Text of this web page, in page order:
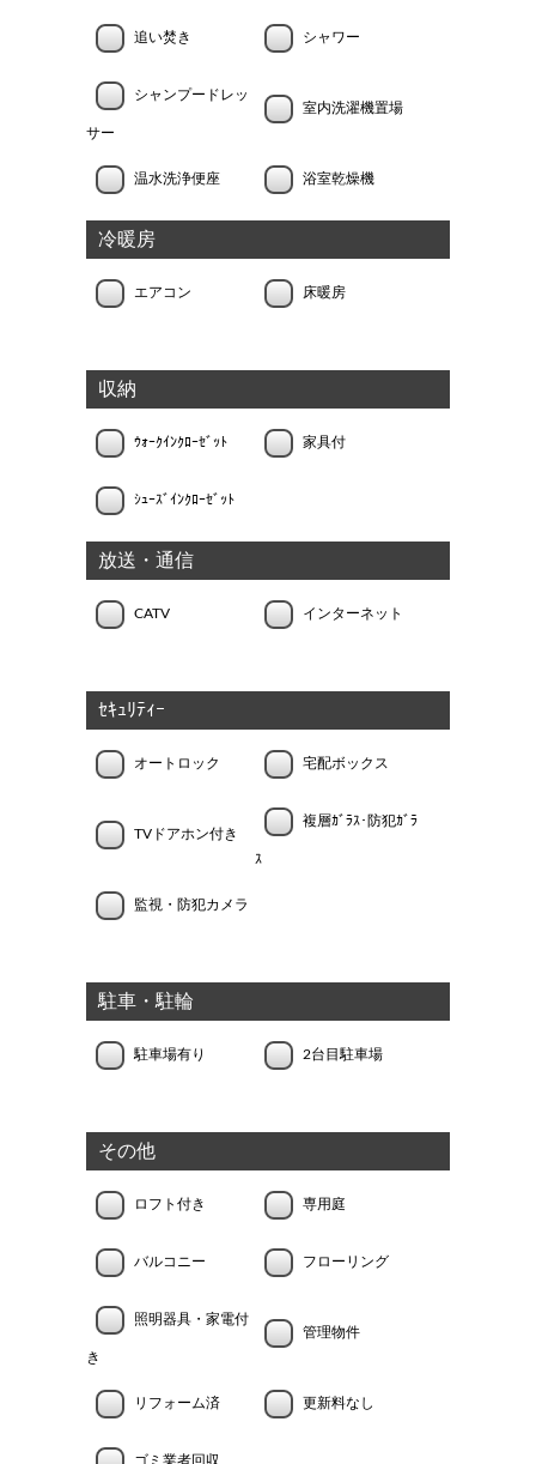
追い焚き シャワー
シャンプードレッ
サー
室内洗濯機置場
温水洗浄便座 浴室乾燥機
冷暖房
エアコン 床暖房
収納
ｳｫｰｸｲﾝｸﾛｰｾﾞｯﾄ 家具付
ｼｭｰｽﾞｲﾝｸﾛｰｾﾞｯﾄ
放送・通信
CATV インターネット
ｾｷｭﾘﾃｨｰ
オートロック 宅配ボックス
TVドアホン付き
複層ｶﾞﾗｽ･防犯ｶﾞﾗ
ｽ
監視・防犯カメラ
駐車・駐輪
駐車場有り 2台目駐車場
その他
ロフト付き 専用庭
バルコニー フローリング
照明器具・家電付
き
管理物件
リフォーム済 更新料なし
ゴミ業者回収